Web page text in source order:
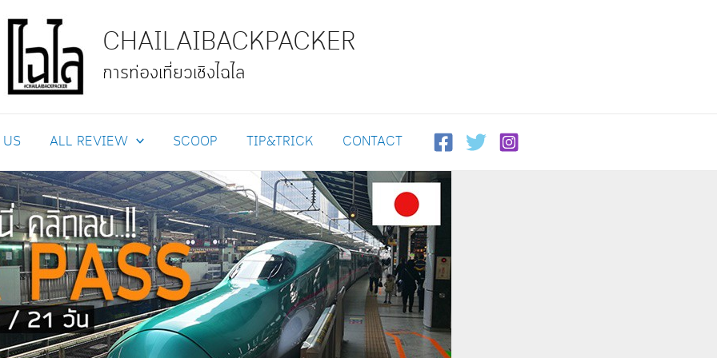
CHAILAIBACKPACKER
การท่องเที่ยวเชิงไฉไล
ALL REVIEW SCOOP TIP&TRICK CONTACT